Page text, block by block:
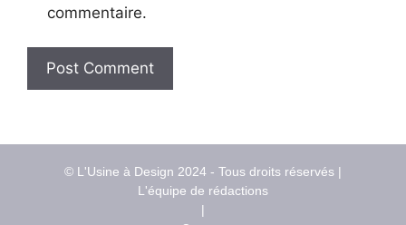
commentaire.
© L'Usine à Design 2024 - Tous droits réservés |
L'équipe de rédactions
|